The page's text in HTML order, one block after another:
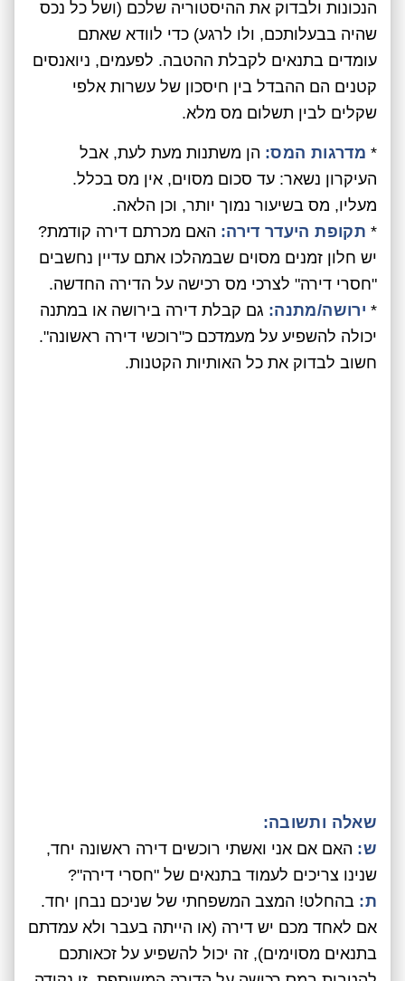
הנכונות ולבדוק את ההיסטוריה שלכם (ושל כל נכס
שהיה בבעלותכם, ולו לרגע) כדי לוודא שאתם
עומדים בתנאים לקבלת ההטבה. לפעמים, ניואנסים
קטנים הם ההבדל בין חיסכון של עשרות אלפי
שקלים לבין תשלום מס מלא.
* מדרגות המס: הן משתנות מעת לעת, אבל
העיקרון נשאר: עד סכום מסוים, אין מס בכלל.
מעליו, מס בשיעור נמוך יותר, וכן הלאה.
* תקופת היעדר דירה: האם מכרתם דירה קודמת?
יש חלון זמנים מסוים שבמהלכו אתם עדיין נחשבים
"חסרי דירה" לצרכי מס רכישה על הדירה החדשה.
* ירושה/מתנה: גם קבלת דירה בירושה או במתנה
יכולה להשפיע על מעמדכם כ"רוכשי דירה ראשונה".
חשוב לבדוק את כל האותיות הקטנות.
שאלה ותשובה:
ש: האם אם אני ואשתי רוכשים דירה ראשונה יחד,
שנינו צריכים לעמוד בתנאים של "חסרי דירה"?
ת: בהחלט! המצב המשפחתי של שניכם נבחן יחד.
אם לאחד מכם יש דירה (או הייתה בעבר ולא עמדתם
בתנאים מסוימים), זה יכול להשפיע על זכאותכם